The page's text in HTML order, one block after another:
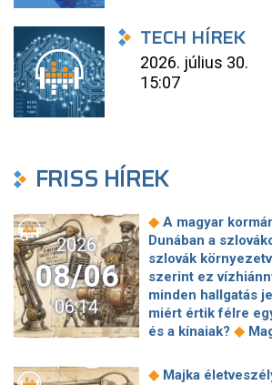
TECH HÍREK
2026. július 30.
15:07
FRISS HÍREK
2026
08/06
06:14
◆ A magyar
Dunában a
szlovák
szerint ez
minden hallgatás
miért értik félre
és a kínaiak? ◆
projektekben
◆ Majka